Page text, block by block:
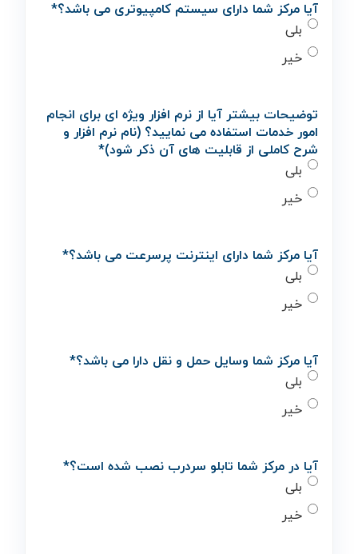
آیا مرکز شما دارای سیستم کامپیوتری می باشد؟*
بلی
خیر
توضیحات بیشتر آیا از نرم افزار ویژه ای برای انجام
امور خدمات استفاده می نمایید؟ (نام نرم افزار و
شرح کاملی از قابلیت های آن ذکر شود)*
بلی
خیر
آیا مرکز شما دارای اینترنت پرسرعت می باشد؟*
بلی
خیر
آیا مرکز شما وسایل حمل و نقل دارا می باشد؟*
بلی
خیر
آیا در مرکز شما تابلو سردرب نصب شده است؟*
بلی
خیر